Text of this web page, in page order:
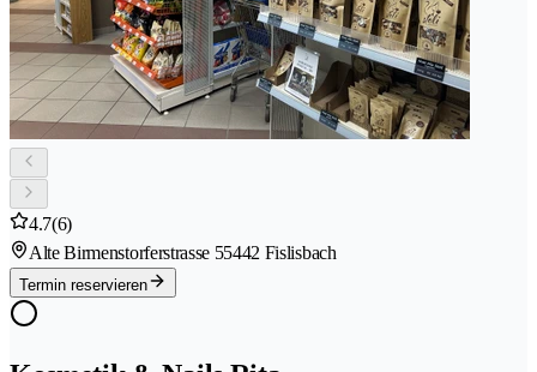
4.7(6)
Alte Birmenstorferstrasse 55442 Fislisbach
Termin reservieren